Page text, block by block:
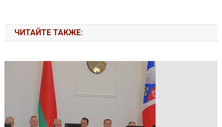
ЧИТАЙТЕ ТАКЖЕ: